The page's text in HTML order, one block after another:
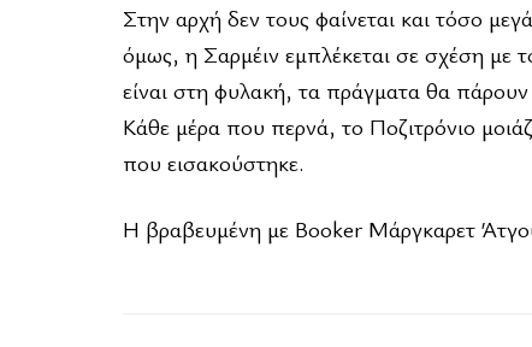
Στην αρχή δεν τους φαίνεται και τόσο
όμως, η Σαρμέιν εμπλέκεται σε σχέση με
είναι στη φυλακή, τα πράγματα θα
Kάθε μέρα που περνά, το Ποζιτρόνιο
που εισακούστηκε.
Η βραβευμένη με Booker Μάργκαρετ